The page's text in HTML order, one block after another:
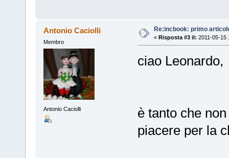
Antonio Caciolli
Membro
Antonio Caciolli
Re:incbook: primo
« Risposta #3 il: 2011-05-15
ciao Leonardo,
è tanto che
piacere per la